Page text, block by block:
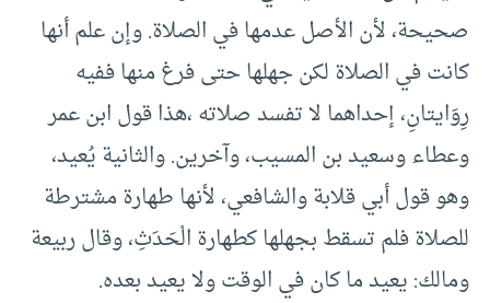
صحيحة، لأن الأصل عدمها في الصلاة. وإن علم أنها
كانت في الصلاة لكن جهلها حتى فرغ منها ففيه
رِوَايتانِ، إحداهما لا تفسد صلاته ،هذا قول ابن عمر
وعطاء وسعيد بن المسيب، وآخرين. والثانية يُعيد،
وهو قول أبي قلابة والشافعي، لأنها طهارة مشترطة
للصلاة فلم تسقط بجهلها كطهارة الْحَدَثِ، وقال ربيعة
ومالك: يعيد ما كان في الوقت ولا يعيد بعده.